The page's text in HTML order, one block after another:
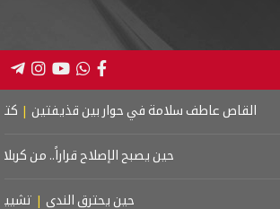
القاص عاطف سلامة في حوار بين قذيفتين | كتاب
حين يصبح الإصلاح قراراً.. من كربلاء
حين يحترق الندى | تشييع